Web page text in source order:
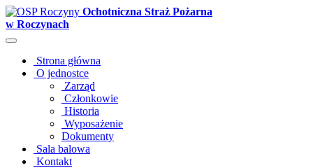
Ochotniczna Straż Pożarna
w Roczynach
Strona główna
O jednostce
Zarząd
Członkowie
Historia
Wyposażenie
Dokumenty
Sala balowa
Kontakt